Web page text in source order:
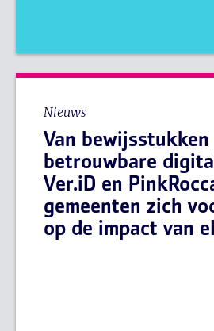
Nieuws
Van bewijsstukken
betrouwbare
Ver.iD en
gemeenten zich
op de impact van